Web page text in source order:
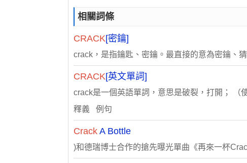
相關詞條
CRACK[密鑰]
crack，是指鑰匙、密鑰。最直接的意為密鑰、
CRACK[英文單詞]
crack是一個英語單詞，意思是破裂，打開； （
釋義 例句
Crack A Bottle
)和德瑞博士合作的搶先曝光單曲《再來一杯